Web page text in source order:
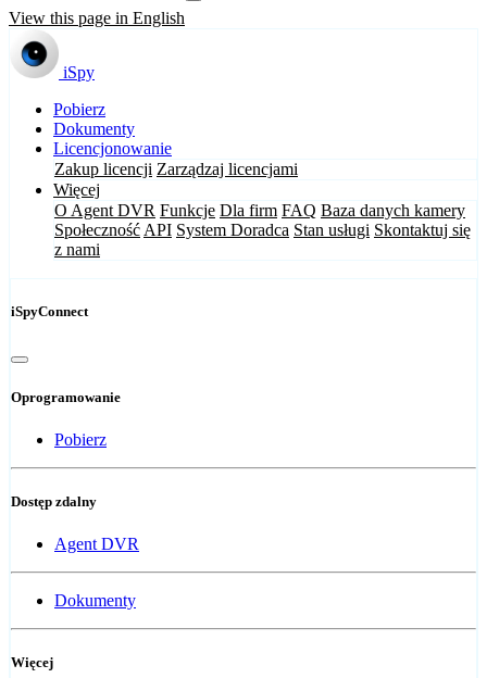
View this page in English
iSpy
Pobierz
Dokumenty
Licencjonowanie
Zakup licencji Zarządzaj licencjami
Więcej
O Agent DVR Funkcje Dla firm FAQ Baza danych kamery
Społeczność API System Doradca Stan usługi Skontaktuj się
z nami
iSpyConnect
Oprogramowanie
Pobierz
Dostęp zdalny
Agent DVR
Dokumenty
Więcej